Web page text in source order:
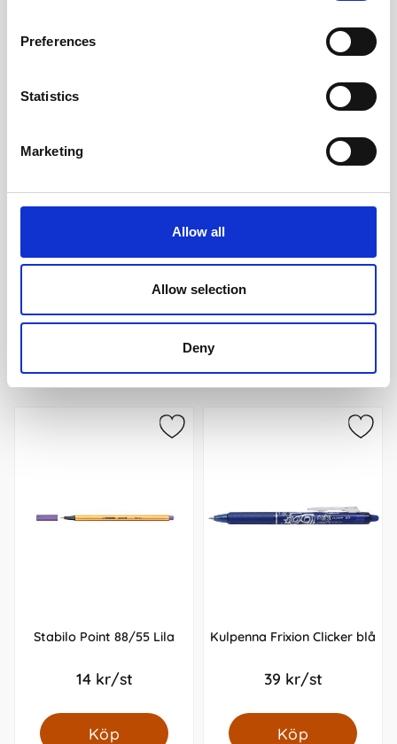
Preferences
Statistics
Marketing
Allow all
Allow selection
Deny
Adresskort 10-pack 220g
29 kr/st
A4 Papper 10-pack 110g
40 kr/st
Andra köpte även
Stabilo Point 88/55 Lila
14 kr/st
Köp
Kulpenna Frixion Clicker blå
39 kr/st
Köp